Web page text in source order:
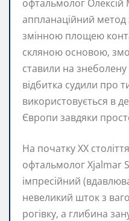
офтальмолог
аппланаційний метод
змінною площею
скляною основою,
ставили на знеболену
відбитка судили про
використовується в
Європи завдяки
На початку XX
офтальмолог Хjalmar
імпресійний
невеликий шток з
рогівку, а глибина